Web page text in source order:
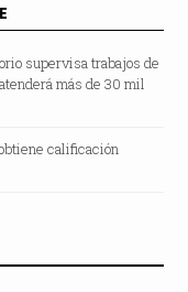
supervisa trabajos de
más de 30 mil
calificación